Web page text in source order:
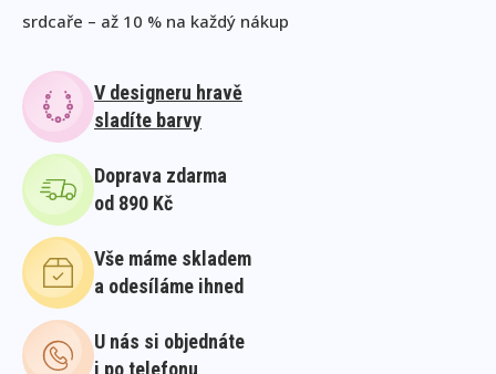
srdcaře – až 10 % na každý nákup
V designeru hravě
sladíte barvy
Doprava zdarma
od 890 Kč
Vše máme skladem
a odesíláme ihned
U nás si objednáte
i po telefonu